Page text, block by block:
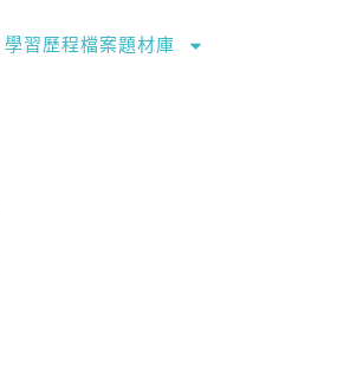
學習歷程檔案題材庫